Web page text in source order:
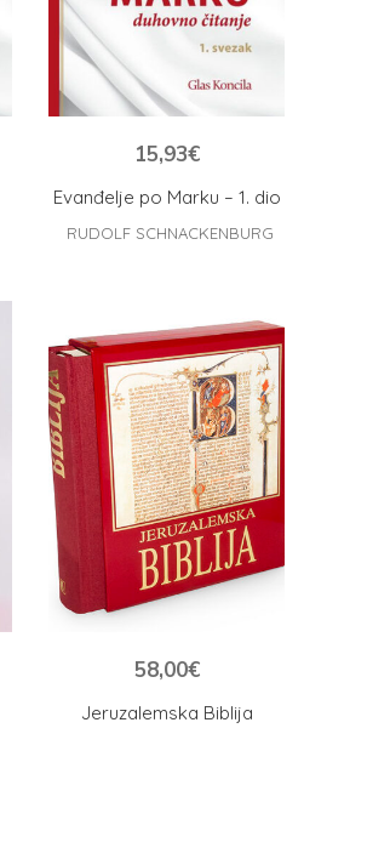
Evanđelje po Marku – 1. dio
15,93€
RUDOLF SCHNACKENBURG
Jeruzalemska Biblija
58,00€